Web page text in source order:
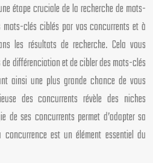
étape cruciale de la recherche de mots-
clés ciblés par vos concurrents et à
les résultats de recherche. Cela vous
différenciation et de cibler des mots-clés
ainsi une plus grande chance de vous
des concurrents révèle des niches
de ses concurrents permet d’adapter sa
concurrence est un élément essentiel du